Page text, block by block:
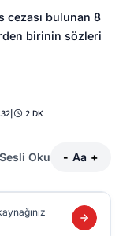
cezası bulunan 8
birinin sözleri
2 DK
Sesli Oku - Aa +